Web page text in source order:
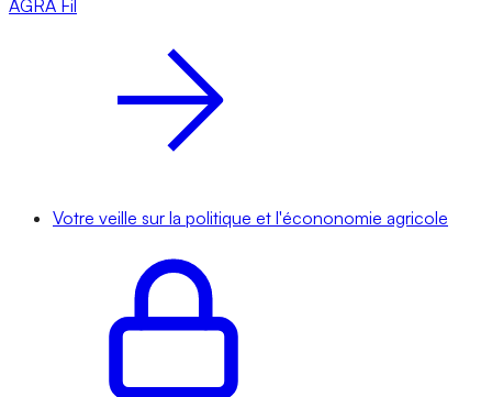
AGRA Fil
Votre veille sur la politique et l'écononomie agricole